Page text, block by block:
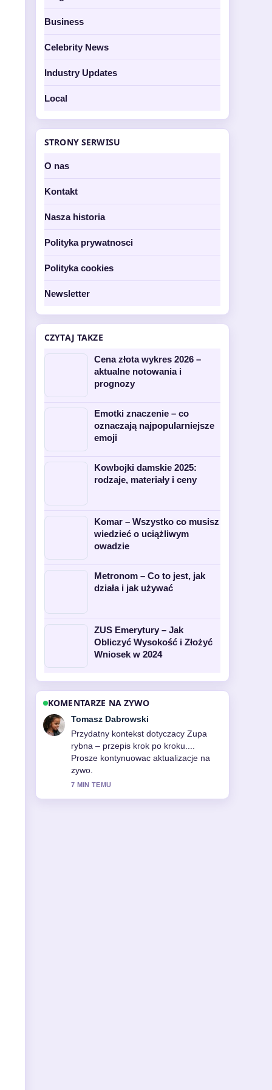
Business
Celebrity News
Industry Updates
Local
STRONY SERWISU
O nas
Kontakt
Nasza historia
Polityka prywatnosci
Polityka cookies
Newsletter
CZYTAJ TAKZE
Cena złota wykres 2026 –
aktualne notowania i
prognozy
Emotki znaczenie – co
oznaczają najpopularniejsze
emoji
Kowbojki damskie 2025:
rodzaje, materiały i ceny
Komar – Wszystko co musisz
wiedzieć o uciążliwym
owadzie
Metronom – Co to jest, jak
działa i jak używać
ZUS Emerytury – Jak
Obliczyć Wysokość i Złożyć
Wniosek w 2024
KOMENTARZE NA ZYWO
Tomasz Dabrowski
Przydatny kontekst dotyczacy Zupa
rybna – przepis krok po kroku....
Prosze kontynuowac aktualizacje na
zywo.
7 MIN TEMU